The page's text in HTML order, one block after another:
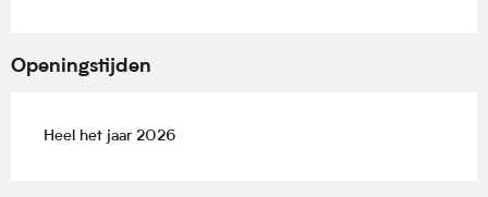
Openingstijden
Heel het jaar 2026